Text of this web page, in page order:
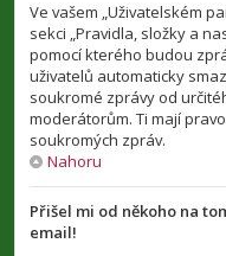
Ve vašem „Uživatelském
sekci „Pravidla, složky a
pomocí kterého budou
uživatelů automaticky
soukromé zprávy od
moderátorům. Ti mají
soukromých zpráv.
Nahoru
Přišel mi od někoho na
email!